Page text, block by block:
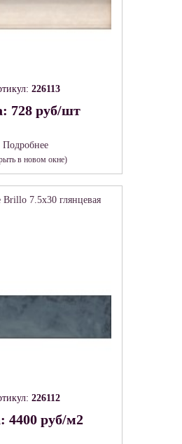
226113
728 руб/шт
Подробнее
в новом окне)
7.5х30 глянцевая
226112
4400 руб/м2